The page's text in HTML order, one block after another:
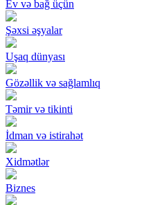
Ev və bağ üçün
Şəxsi əşyalar
Uşaq dünyası
Gözəllik və sağlamlıq
Təmir və tikinti
İdman və istirahət
Xidmətlər
Biznes